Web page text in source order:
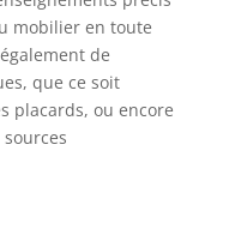
mobilier en toute
de
que ce soit
placards, ou encore